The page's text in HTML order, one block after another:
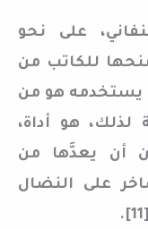
على نحو
للكاتب من
يستخدمه هو من
لذلك، هو أداة،
أن يعدَّها من
على النضال